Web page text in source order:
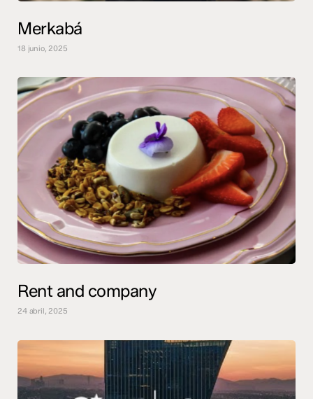
Merkabá
18 junio, 2025
Rent and company
24 abril, 2025